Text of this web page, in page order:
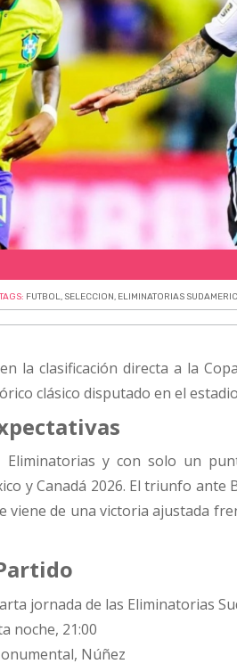
TAGS: FUTBOL, SELECCION, ELIMINATORIAS
la clasificación directa a la
clásico disputado en el
Eliminatorias y con solo un
y Canadá 2026. El triunfo ante
viene de una victoria ajustada
jornada de las Eliminatorias
noche, 21:00
Núñez